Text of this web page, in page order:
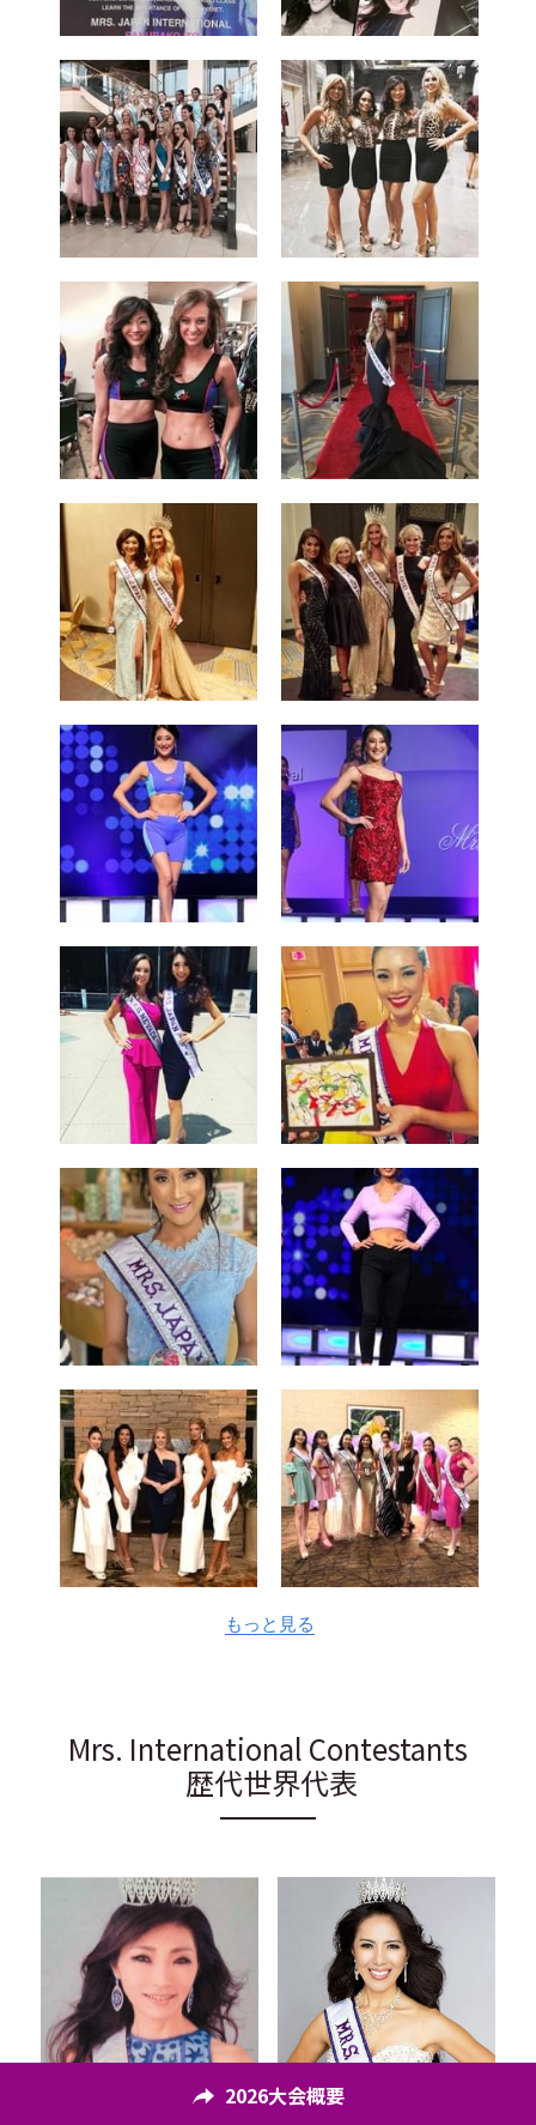
もっと見る
Mrs. International Contestants
歴代世界代表
2026大会概要